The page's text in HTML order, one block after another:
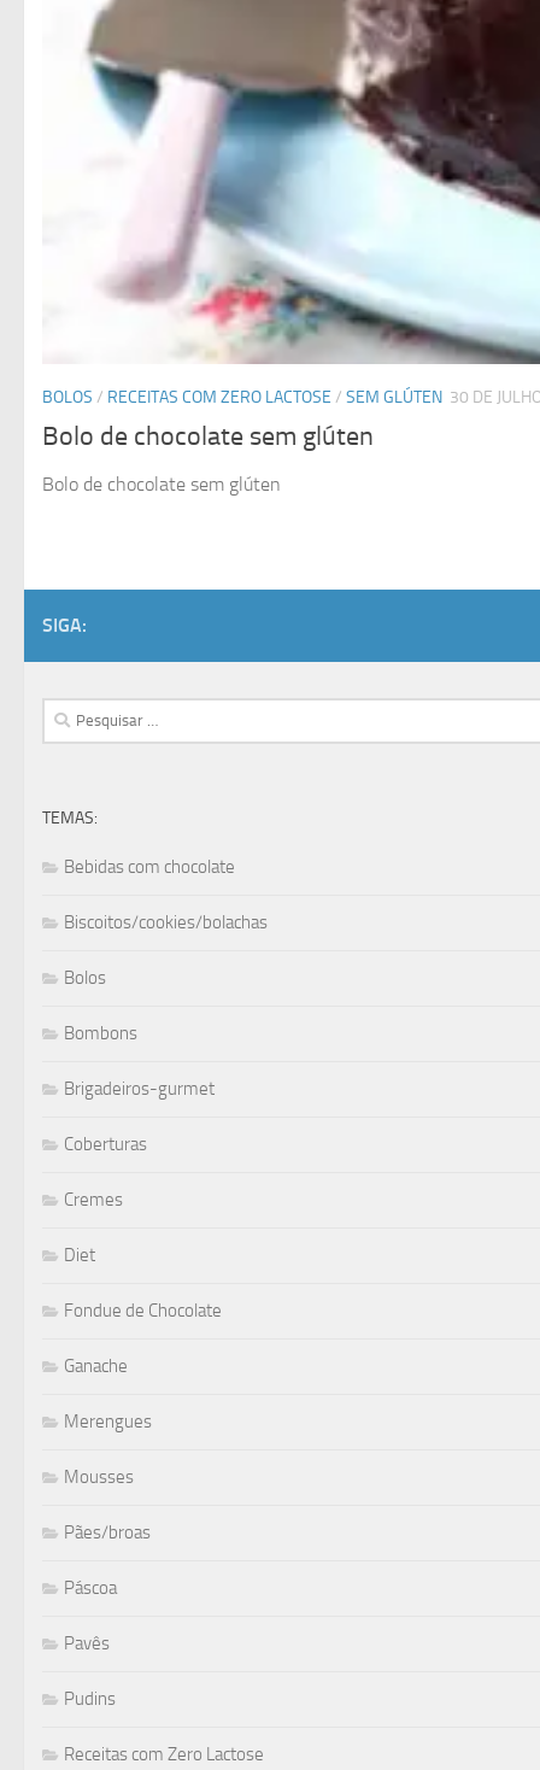
BOLOS / RECEITAS COM ZERO LACTOSE / SEM GLÚTEN 30 DE
Bolo de chocolate sem glúten
Bolo de chocolate sem glúten
SIGA:
Pesquisar
por:
TEMAS:
Bebidas com chocolate
Biscoitos/cookies/bolachas
Bolos
Bombons
Brigadeiros-gurmet
Coberturas
Cremes
Diet
Fondue de Chocolate
Ganache
Merengues
Mousses
Pães/broas
Páscoa
Pavês
Pudins
Receitas com Zero Lactose